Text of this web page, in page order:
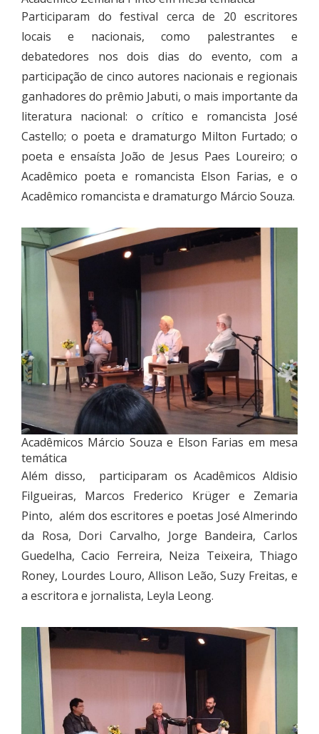
Participaram do festival cerca de 20 escritores
locais e nacionais, como palestrantes e
debatedores nos dois dias do evento, com a
participação de cinco autores nacionais e regionais
ganhadores do prêmio Jabuti, o mais importante da
literatura nacional: o crítico e romancista José
Castello; o poeta e dramaturgo Milton Furtado; o
poeta e ensaísta João de Jesus Paes Loureiro; o
Acadêmico poeta e romancista Elson Farias, e o
Acadêmico romancista e dramaturgo Márcio Souza.
Acadêmicos Márcio Souza e Elson Farias em mesa
temática
Além disso, participaram os Acadêmicos Aldisio
Filgueiras, Marcos Frederico Krüger e Zemaria
Pinto, além dos escritores e poetas José Almerindo
da Rosa, Dori Carvalho, Jorge Bandeira, Carlos
Guedelha, Cacio Ferreira, Neiza Teixeira, Thiago
Roney, Lourdes Louro, Allison Leão, Suzy Freitas, e
a escritora e jornalista, Leyla Leong.